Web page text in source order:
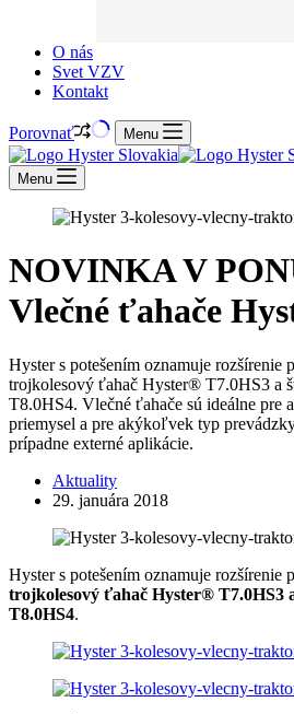
O nás
Svet VZV
Kontakt
Porovnať Menu
Menu
NOVINKA V
Vlečné ťahače
Hyster s potešením oznamuje rozšírenie
trojkolesový ťahač Hyster® T7.0HS3 a
T8.0HS4. Vlečné ťahače sú ideálne pre
priemysel a pre akýkoľvek typ
prípadne externé aplikácie.
Aktuality
29. januára 2018
Hyster s potešením oznamuje rozšírenie
trojkolesový ťahač Hyster® T7.0HS3
T8.0HS4.